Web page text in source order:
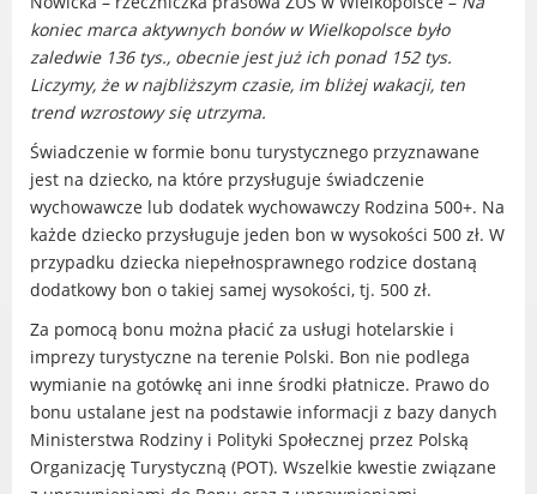
Władze Miasta
O mieście
Luboński Szlak Architektury
Przemysłowej
Gry miejskie
Kultura
Komenda Straży Miejskiej Miasta
Luboń
Komisariat Policji w Luboniu
LOSiR
Serwisy mapowe
Informator Miasta Luboń
Ogłoszenia o pracę
Plaża Miejska przy ul. Rzecznej w
Luboniu
koniec marca aktywnych bonów w Wielkopolsce było
zaledwie 136 tys., obecnie jest już ich ponad 152 tys.
Liczymy, że w najbliższym czasie, im bliżej wakacji, ten
trend wzrostowy się utrzyma.
Świadczenie w formie bonu turystycznego przyznawane
jest na dziecko, na które przysługuje świadczenie
wychowawcze lub dodatek wychowawczy Rodzina 500+. Na
każde dziecko przysługuje jeden bon w wysokości 500 zł. W
przypadku dziecka niepełnosprawnego rodzice dostaną
dodatkowy bon o takiej samej wysokości, tj. 500 zł.
Za pomocą bonu można płacić za usługi hotelarskie i
imprezy turystyczne na terenie Polski. Bon nie podlega
wymianie na gotówkę ani inne środki płatnicze. Prawo do
bonu ustalane jest na podstawie informacji z bazy danych
Ministerstwa Rodziny i Polityki Społecznej przez Polską
Organizację Turystyczną (POT). Wszelkie kwestie związane